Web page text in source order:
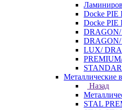
Docke PIE
Docke
DRAGON/
LUX/
Металлические
Назад
STAL